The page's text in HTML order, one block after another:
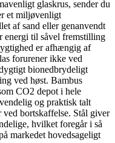
glaskrus, sender du
et miljøvenligt
af sand eller genanvendt
energi til såvel fremstilling
er afhængig af
forurener ikke ved
bionedbrydeligt
ved høst. Bambus
CO2 depot i hele
og praktisk talt
bortskaffelse. Stål giver
hvilket foregår i så
markedet hovedsageligt